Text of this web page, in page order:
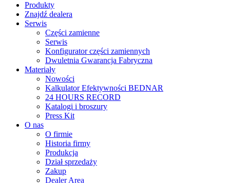
Produkty
Znajdź dealera
Serwis
Części zamienne
Serwis
Konfigurator części zamiennych
Dwuletnia Gwarancja Fabryczna
Materiały
Nowości
Kalkulator Efektywności BEDNAR
24 HOURS RECORD
Katalogi i broszury
Press Kit
O nas
O firmie
Historia firmy
Produkcja
Dział sprzedaży
Zakup
Dealer Area